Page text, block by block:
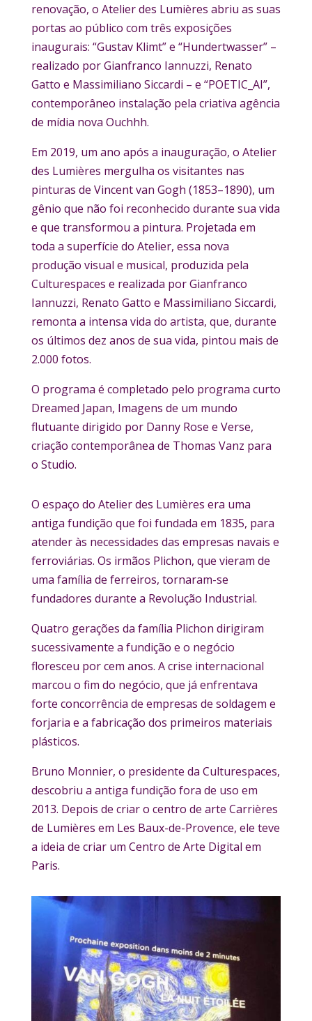
renovação, o Atelier des Lumières abriu as suas
portas ao público com três exposições
inaugurais: “Gustav Klimt” e “Hundertwasser” –
realizado por Gianfranco Iannuzzi, Renato
Gatto e Massimiliano Siccardi – e “POETIC_AI”,
contemporâneo instalação pela criativa agência
de mídia nova Ouchhh.
Em 2019, um ano após a inauguração, o Atelier
des Lumières mergulha os visitantes nas
pinturas de Vincent van Gogh (1853–1890), um
gênio que não foi reconhecido durante sua vida
e que transformou a pintura. Projetada em
toda a superfície do Atelier, essa nova
produção visual e musical, produzida pela
Culturespaces e realizada por Gianfranco
Iannuzzi, Renato Gatto e Massimiliano Siccardi,
remonta a intensa vida do artista, que, durante
os últimos dez anos de sua vida, pintou mais de
2.000 fotos.
O programa é completado pelo programa curto
Dreamed Japan, Imagens de um mundo
flutuante dirigido por Danny Rose e Verse,
criação contemporânea de Thomas Vanz para
o Studio.
O espaço do Atelier des Lumières era uma
antiga fundição que foi fundada em 1835, para
atender às necessidades das empresas navais e
ferroviárias. Os irmãos Plichon, que vieram de
uma família de ferreiros, tornaram-se
fundadores durante a Revolução Industrial.
Quatro gerações da família Plichon dirigiram
sucessivamente a fundição e o negócio
floresceu por cem anos. A crise internacional
marcou o fim do negócio, que já enfrentava
forte concorrência de empresas de soldagem e
forjaria e a fabricação dos primeiros materiais
plásticos.
Bruno Monnier, o presidente da Culturespaces,
descobriu a antiga fundição fora de uso em
2013. Depois de criar o centro de arte Carrières
de Lumières em Les Baux-de-Provence, ele teve
a ideia de criar um Centro de Arte Digital em
Paris.